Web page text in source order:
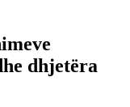
dhjetëra